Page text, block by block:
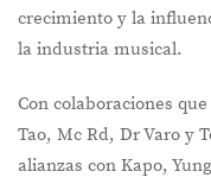
crecimiento y la
la industria musical.
Con colaboraciones
Tao, Mc Rd, Dr Varo y
alianzas con Kapo,